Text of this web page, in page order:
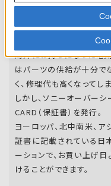
世界47の国や地域
ています。
海外にお持ちになった電
はパーツの供給が十分で
く、修理代も高くなってし
しかし、ソニーオーバー
CARD（保証書）を発行。
ヨーロッパ、北中南米、ア
証書に記載されている日
ーションで、お買い上げ
けることができます。